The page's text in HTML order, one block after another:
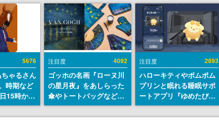
5676
ゃるさん
時期など
15時から
注目度 4092
ゴッホの名画『ローヌ川
の星月夜』をあしらった
傘やトートバッグなどが
登場。8月7日21時より2
日間限定で予約販売
注目度 2893
ハローキティやポムポム
プリンと眠れる睡眠サポ
ートアプリ『ゆめたび』
が配信中。キャラごとの
ASMRや目覚ましアラー